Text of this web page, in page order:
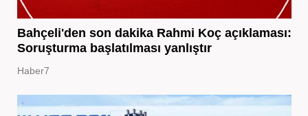
Bahçeli'den son dakika Rahmi Koç açıklaması:
Soruşturma başlatılması yanlıştır
Haber7